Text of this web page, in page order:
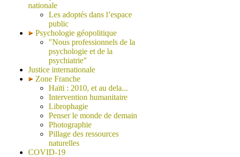
nationale
Les adoptés dans l’espace
public
Psychologie géopolitique
"Nous professionnels de la
psychologie et de la
psychiatrie"
Justice internationale
Zone Franche
Haïti : 2010, et au dela...
Intervention humanitaire
Librophagie
Penser le monde de demain
Photographie
Pillage des ressources
naturelles
COVID-19